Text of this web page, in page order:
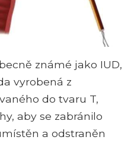
známé jako IUD,
vyrobená z
do tvaru T,
aby se zabránilo
a odstraněn